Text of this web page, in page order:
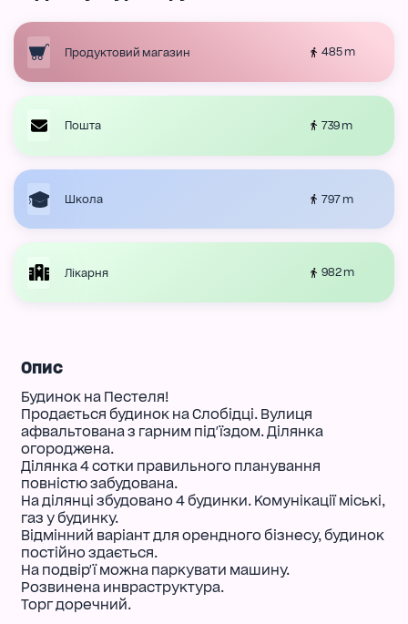
Продуктовий магазин 485 m
Пошта 739 m
Школа 797 m
Лікарня 982 m
Опис
Будинок на Пестеля!
Продається будинок на Слобідці. Вулиця
афвальтована з гарним під'їздом. Ділянка
огороджена.
Ділянка 4 сотки правильного планування
повністю забудована.
На ділянці збудовано 4 будинки. Комунікації міські,
газ у будинку.
Відмінний варіант для орендного бізнесу, будинок
постійно здається.
На подвір'ї можна паркувати машину.
Розвинена инвраструктура.
Торг доречний.